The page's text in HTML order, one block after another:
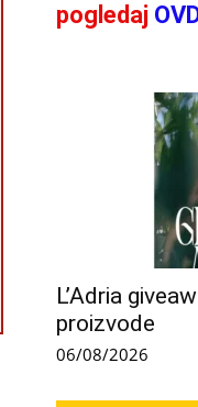
pogledaj
L’Adria
proizvode
06/08/2026